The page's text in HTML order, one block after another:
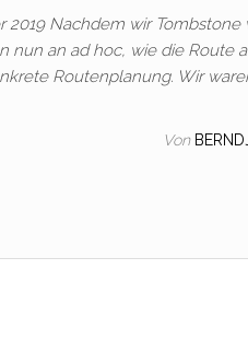
2019 Nachdem wir Tombstone
nun an ad hoc, wie die Route
Routenplanung. Wir
Von